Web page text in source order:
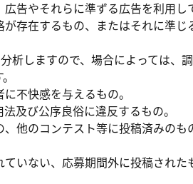
告やそれらに準ずる広告を利用
存在するもの、またはそれに準じ
析しますので、場合によっては、
不快感を与えるもの。
及び公序良俗に違反するもの。
他のコンテスト等に投稿済みの
いない、応募期間外に投稿され